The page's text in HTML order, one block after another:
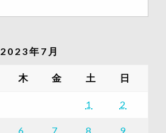
2023年7月
木 金 土 日
1 2
6 7 8 9